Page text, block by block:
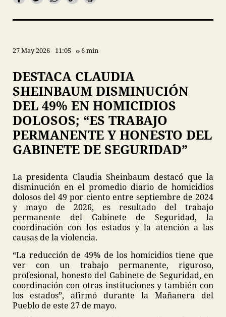
27 May 2026 11:05 6 min
DESTACA CLAUDIA
SHEINBAUM DISMINUCIÓN
DEL 49% EN HOMICIDIOS
DOLOSOS; “ES TRABAJO
PERMANENTE Y HONESTO DEL
GABINETE DE SEGURIDAD”
La presidenta Claudia Sheinbaum destacó que la
disminución en el promedio diario de homicidios
dolosos del 49 por ciento entre septiembre de 2024
y mayo de 2026, es resultado del trabajo
permanente del Gabinete de Seguridad, la
coordinación con los estados y la atención a las
causas de la violencia.
“La reducción de 49% de los homicidios tiene que
ver con un trabajo permanente, riguroso,
profesional, honesto del Gabinete de Seguridad, en
coordinación con otras instituciones y también con
los estados”, afirmó durante la Mañanera del
Pueblo de este 27 de mayo.